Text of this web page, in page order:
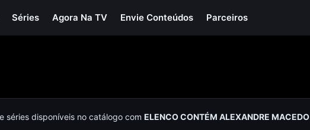
Séries Agora Na TV Envie Conteúdos Parceiros
séries disponíveis no catálogo comELENCO CONTÉM ALEXANDRE MACEDO